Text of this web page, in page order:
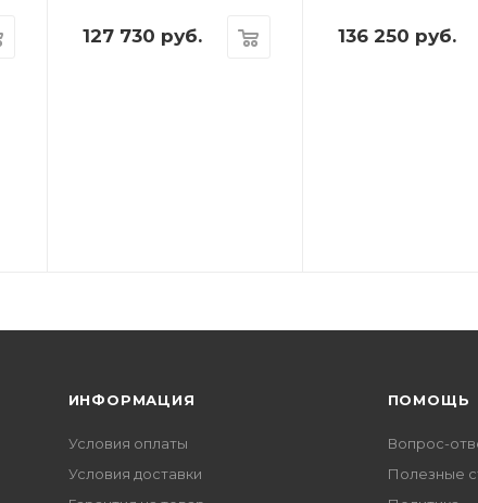
127 730 руб. 136 250 руб.
ИНФОРМАЦИЯ
Условия оплаты
Условия доставки
ПОМОЩЬ
Вопрос-
Полезные